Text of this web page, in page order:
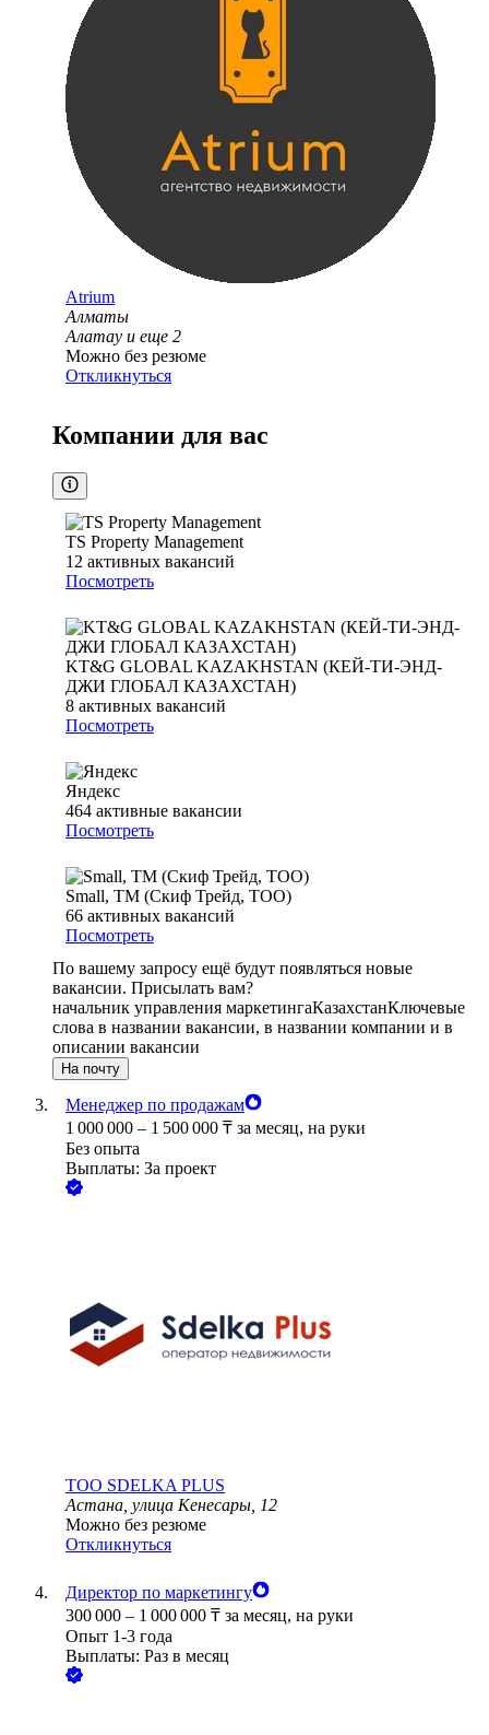
Atrium
Алматы
Алатау и еще 2
Можно без резюме
Откликнуться
Компании для вас
TS Property Management
12 активных вакансий
Посмотреть
KT&G GLOBAL KAZAKHSTAN (КЕЙ-ТИ-ЭНД-
ДЖИ ГЛОБАЛ КАЗАХСТАН)
8 активных вакансий
Посмотреть
Яндекс
464 активные вакансии
Посмотреть
Small, ТМ (Скиф Трейд, ТОО)
66 активных вакансий
Посмотреть
По вашему запросу ещё будут появляться новые
вакансии. Присылать вам?
начальник управления маркетингаКазахстанКлючевые
слова в названии вакансии, в названии компании и в
описании вакансии
На почту
Менеджер по продажам
1 000 000 – 1 500 000 ₸ за месяц, на руки
Без опыта
Выплаты: За проект
ТОО SDELKA PLUS
Астана, улица Кенесары, 12
Можно без резюме
Откликнуться
Директор по маркетингу
300 000 – 1 000 000 ₸ за месяц, на руки
Опыт 1-3 года
Выплаты: Раз в месяц